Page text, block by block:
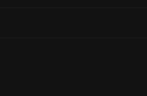
я даю согласие на